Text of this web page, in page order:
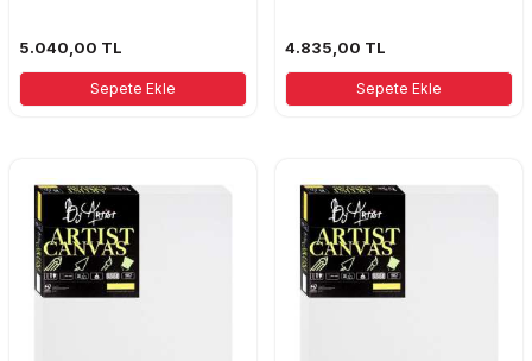
5.040,00 TL
Sepete Ekle
4.835,00 TL
Sepete Ekle